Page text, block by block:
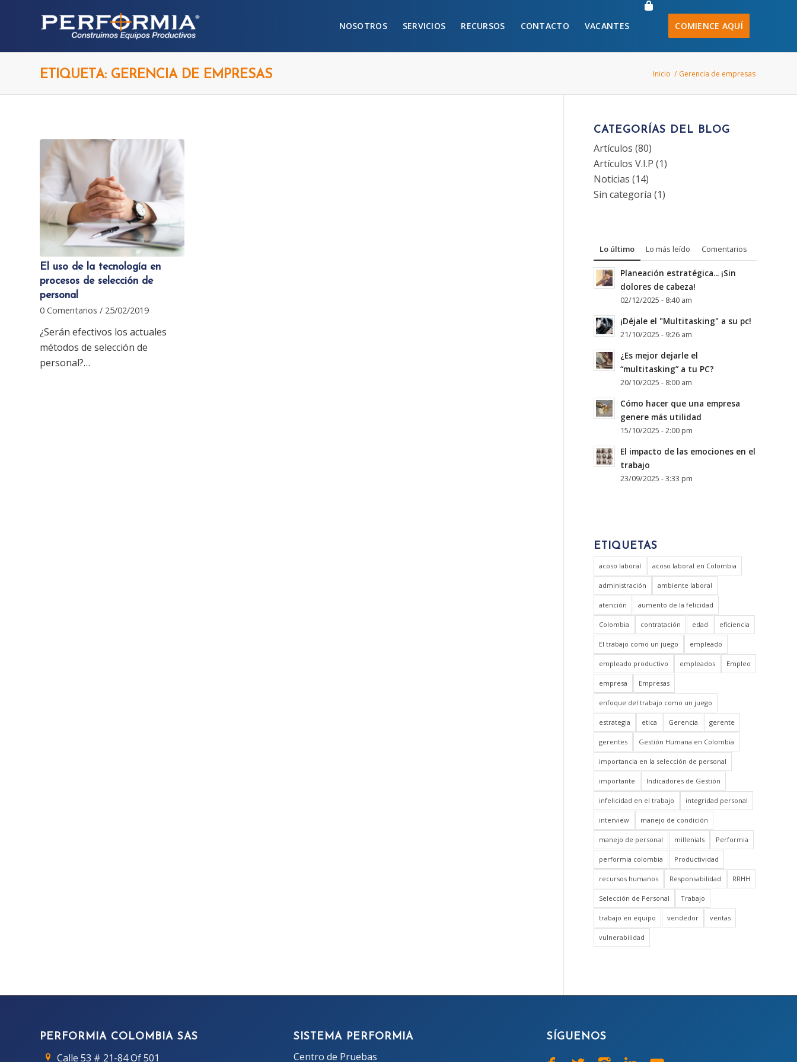
NOSOTROS SERVICIOS RECURSOS CONTACTO VACANTES COMIENCE AQUÍ
ETIQUETA: GERENCIA DE EMPRESAS Inicio / Gerencia de empresas
El uso de la tecnología en
procesos de selección de
personal
0 Comentarios / 25/02/2019
¿Serán efectivos los actuales
métodos de selección de
personal?…
CATEGORÍAS DEL BLOG
Artículos (80)
Artículos V.I.P (1)
Noticias (14)
Sin categoría (1)
Lo último Lo más leído Comentarios
Planeación estratégica... ¡Sin
dolores de cabeza!
02/12/2025 - 8:40 am
¡Déjale el "Multitasking" a su pc!
21/10/2025 - 9:26 am
¿Es mejor dejarle el
“multitasking” a tu PC?
20/10/2025 - 8:00 am
Cómo hacer que una empresa
genere más utilidad
15/10/2025 - 2:00 pm
El impacto de las emociones en el
trabajo
23/09/2025 - 3:33 pm
ETIQUETAS
acoso laboral acoso laboral en Colombia
administración ambiente laboral
atención aumento de la felicidad
Colombia contratación edad eficiencia
El trabajo como un juego empleado
empleado productivo empleados Empleo
empresa Empresas
enfoque del trabajo como un juego
estrategia etica Gerencia gerente
gerentes Gestión Humana en Colombia
importancia en la selección de personal
importante Indicadores de Gestión
infelicidad en el trabajo integridad personal
interview manejo de condición
manejo de personal millenials Performia
performia colombia Productividad
recursos humanos Responsabilidad RRHH
Selección de Personal Trabajo
trabajo en equipo vendedor ventas
vulnerabilidad
PERFORMIA COLOMBIA SAS
Calle 53 # 21-84 Of 501
SISTEMA PERFORMIA
Centro de Pruebas
SÍGUENOS